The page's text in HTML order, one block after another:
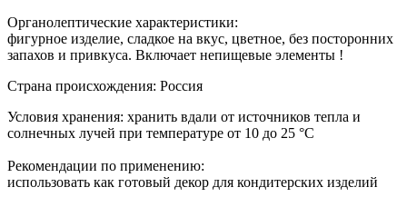
Органолептические характеристики:
фигурное изделие, сладкое на вкус, цветное, без посторонних
запахов и привкуса. Включает непищевые элементы !
Страна происхождения: Россия
Условия хранения: хранить вдали от источников тепла и
солнечных лучей при температуре от 10 до 25 °C
Рекомендации по применению:
использовать как готовый декор для кондитерских изделий